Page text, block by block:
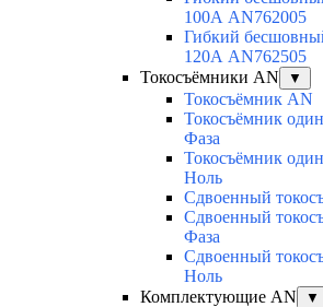
100А AN762005
Гибкий
120А AN762505
Токосъёмники AN
▼
Токосъёмник AN
Токосъёмник
Фаза
Токосъёмник
Ноль
Сдвоенный
Сдвоенный
Фаза
Сдвоенный
Ноль
Комплектующие AN
▼